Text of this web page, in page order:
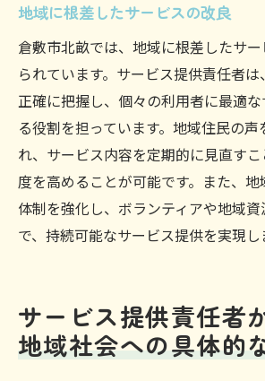
地域に根差したサービスの改良
倉敷市北畝では、地域に根差したサ
られています。サービス提供責任者
正確に把握し、個々の利用者に最適
る役割を担っています。地域住民の
れ、サービス内容を定期的に見直す
度を高めることが可能です。また、
体制を強化し、ボランティアや地域
で、持続可能なサービス提供を実現し
サービス提供責任者
地域社会への具体的